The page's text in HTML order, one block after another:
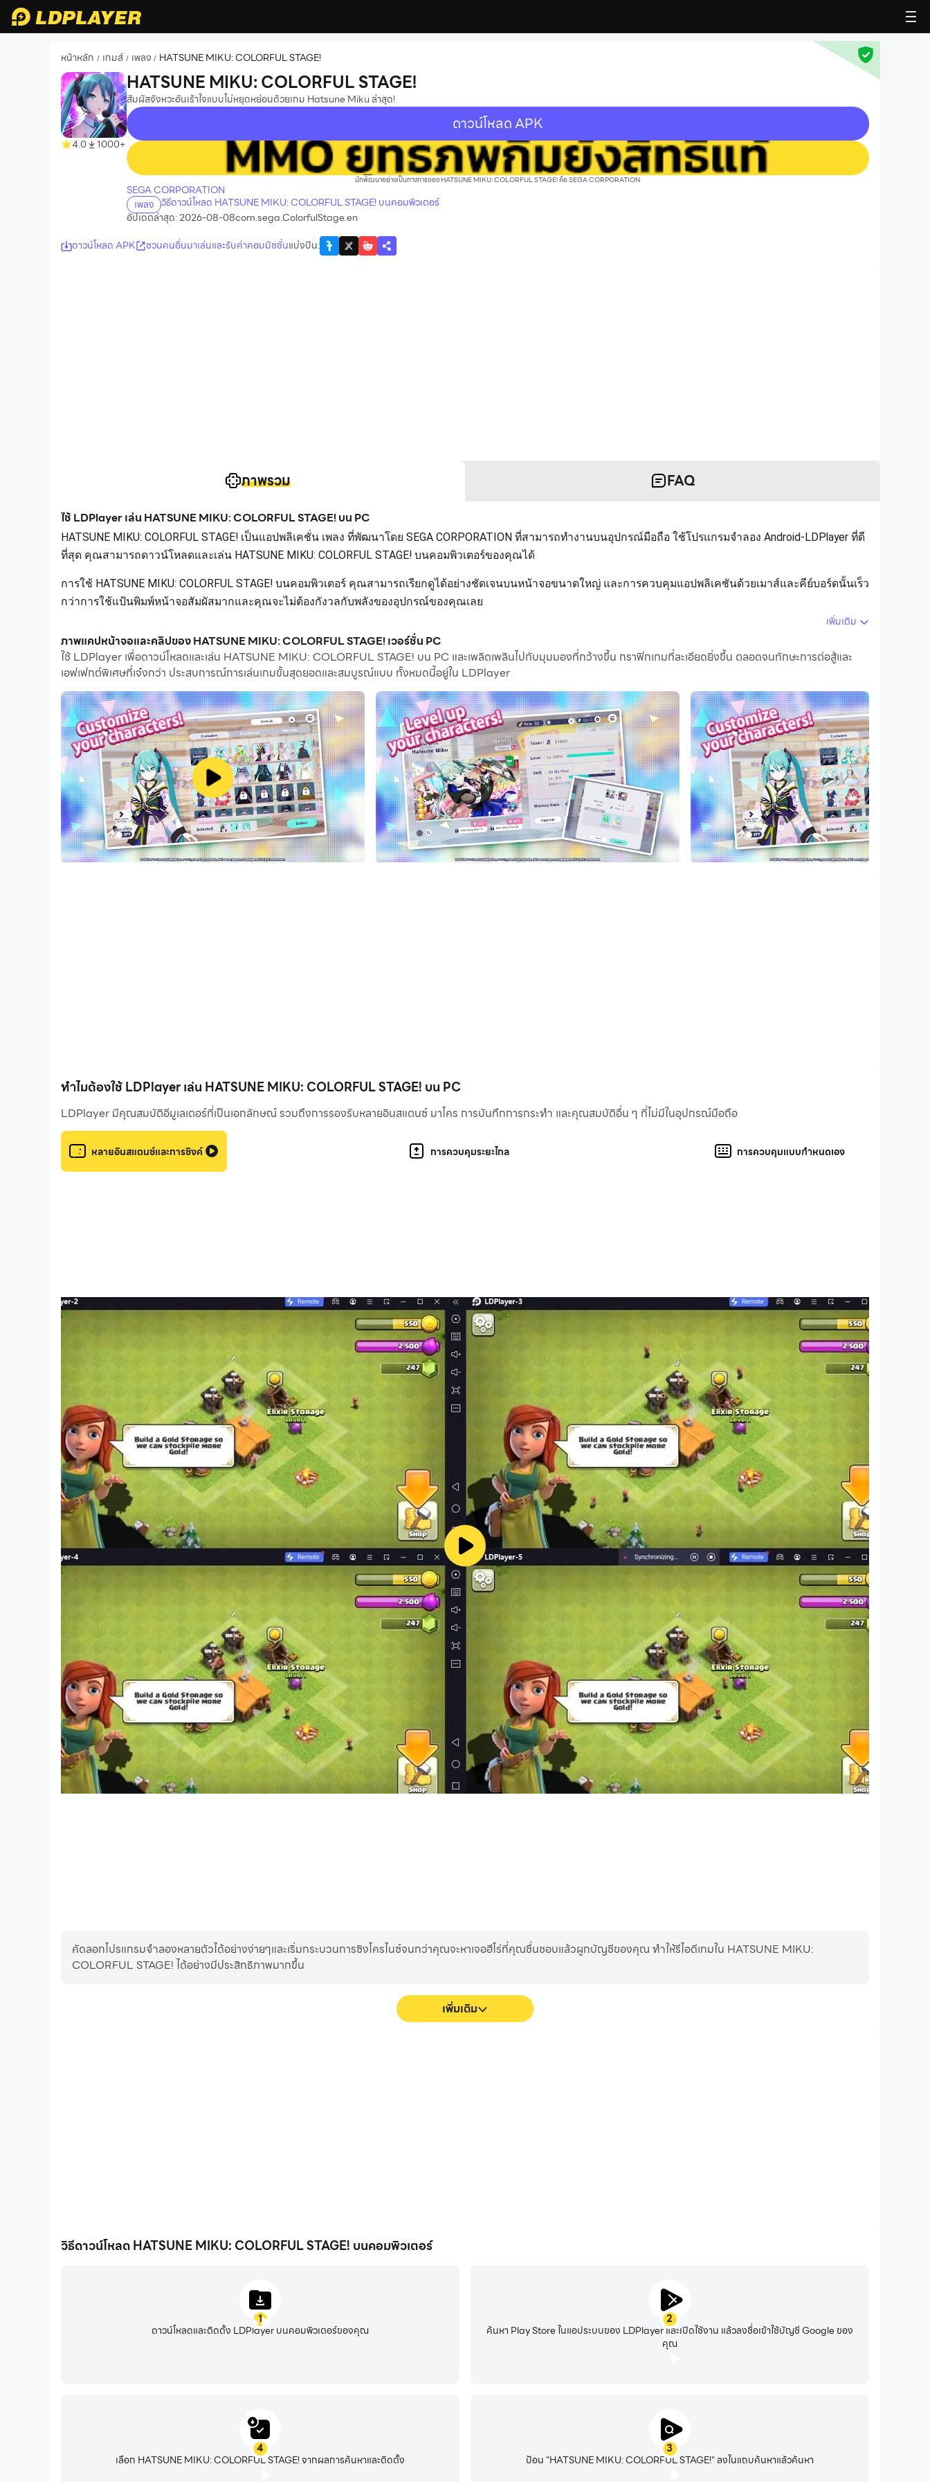
หน้าหลัก / เกมส์ / เพลง / HATSUNE MIKU: COLORFUL STAGE!
4.0 1000+
HATSUNE MIKU: COLORFUL STAGE!
สัมผัสจังหวะอันเร้าใจแบบไม่หยุดหย่อนด้วยเกม Hatsune Miku ล่าสุด!
ดาวน์โหลด APK
recommend
นักพัฒนาอย่างเป็นทางการของ HATSUNE MIKU: COLORFUL STAGE! คือ SEGA CORPORATION
SEGA CORPORATION
เพลง วิธีดาวน์โหลด HATSUNE MIKU: COLORFUL STAGE! บนคอมพิวเตอร์
อัปเดตล่าสุด: 2026-08-08com.sega.ColorfulStage.en
ดาวน์โหลด APK
ชวนคนอื่นมาเล่นและรับค่าคอมมิชชั่นแบ่งปัน:
ภาพรวม FAQ
ใช้ LDPlayer เล่น HATSUNE MIKU: COLORFUL STAGE! บน PC
HATSUNE MIKU: COLORFUL STAGE! เป็นแอปพลิเคชั่น เพลง ที่พัฒนาโดย SEGA CORPORATION ที่สามารถทำงานบนอุปกรณ์มือถือ ใช้โปรแกรมจำลอง Android-LDPlayer ที่ดี
ที่สุด คุณสามารถดาวน์โหลดและเล่น HATSUNE MIKU: COLORFUL STAGE! บนคอมพิวเตอร์ของคุณได้
การใช้ HATSUNE MIKU: COLORFUL STAGE! บนคอมพิวเตอร์ คุณสามารถเรียกดูได้อย่างชัดเจนบนหน้าจอขนาดใหญ่ และการควบคุมแอปพลิเคชันด้วยเมาส์และคีย์บอร์ดนั้นเร็ว
กว่าการใช้แป้นพิมพ์หน้าจอสัมผัสมากและคุณจะไม่ต้องกังวลกับพลังของอุปกรณ์ของคุณเลย
ด้วยคุณสมบัติเปิดหลายรายการและการซิงค์ คุณสามารถเรียกใช้แอปพลิเคชันและบัญชีหลายรายการบนพีซีของคุณได้
ฟังก์ชันการถ่ายโอนไฟล์ทำให้การแบ่งปันรูปภาพ วิดีโอ และไฟล์เป็นเรื่องง่ายมาก
ดาวน์โหลด HATSUNE MIKU: COLORFUL STAGE! และเรียกใช้บนพีซีของคุณ เพลิดเพลินไปกับหน้าจอขนาดใหญ่และคุณภาพความคมชัดสูงของเวอร์ชันพีซี!
""Find Your Music""
Join Hatsune Miku in her latest mobile rhythm game and discover a rich cast of characters overcoming their struggles through the power of music.
*This app contains loot boxes.
[STORY]
Find your true feelings! A mysterious song named “Untitled” with no melody or lyrics is passed around amongst the youth in Shibuya, Tokyo. This song unlocks access to
“SEKAI” a strange place that allows everyone to discover their true emotions and their own song.
Play with Hatsune Miku and her Virtual Friends, as well as an original cast of 20 characters overcoming their struggles through the power of music.
Tell Your World (Lyrics: kz, Music: kz)
BRING IT ON (Lyrics: Reol, Music: Giga)
Happy Synthesizer (Lyrics: EasyPop, Music: EasyPop)
Melt (Lyrics: ryo, Music: ryo)
Charles (Lyrics: balloon, Music: balloon)
and much more!
[Official Channels]
Facebook: ColorfulStageEN
[Official web site]
https://www.colorfulstage.com/
[Requirements]
Android8.0 or above
Snapdragon 845 or above
Minimum 4GB (RAM)
เพิ่มเติม
ภาพแคปหน้าจอและคลิปของ HATSUNE MIKU: COLORFUL STAGE! เวอร์ชั่น PC
ใช้ LDPlayer เพื่อดาวน์โหลดและเล่น HATSUNE MIKU: COLORFUL STAGE! บน PC และเพลิดเพลินไปกับมุมมองที่กว้างขึ้น กราฟิกเกมที่ละเอียดยิ่งขึ้น ตลอดจนทักษะการต่อสู้และ
เอฟเฟกต์พิเศษที่เจ๋งกว่า ประสบการณ์การเล่นเกมขั้นสุดยอดและสมบูรณ์แบบ ทั้งหมดนี้อยู่ใน LDPlayer
ทำไมต้องใช้ LDPlayer เล่น HATSUNE MIKU: COLORFUL STAGE! บน PC
LDPlayer มีคุณสมบัติอีมูเลเตอร์ที่เป็นเอกลักษณ์ รวมถึงการรองรับหลายอินสแตนซ์ มาโคร การบันทึกการกระทำ และคุณสมบัติอื่น ๆ ที่ไม่มีในอุปกรณ์มือถือ
หลายอินสแตนซ์และการซิงค์ การควบคุมระยะไกล การควบคุมแบบกำหนดเอง
คัดลอกโปรแกรมจำลองหลายตัวได้อย่างง่ายๆและเริ่มกระบวนการซิงโครไนซ์จนกว่าคุณจะหาเจอฮีโร่ที่คุณชื่นชอบแล้วผูกบัญชีของคุณ ทำให้รีไอดีเกมใน HATSUNE MIKU:
COLORFUL STAGE! ได้อย่างมีประสิทธิภาพมากขึ้น
เพิ่มเติม
วิธีดาวน์โหลด HATSUNE MIKU: COLORFUL STAGE! บนคอมพิวเตอร์
1
ดาวน์โหลดและติดตั้ง LDPlayer บนคอมพิวเตอร์ของคุณ
2
ค้นหา Play Store ในแอประบบของ LDPlayer และเปิดใช้งาน แล้วลงชื่อเข้าใช้บัญชี Google ของ
คุณ
3
ป้อน "HATSUNE MIKU: COLORFUL STAGE!" ลงในแถบค้นหาแล้วค้นหา
4
เลือก HATSUNE MIKU: COLORFUL STAGE! จากผลการค้นหาและติดตั้ง